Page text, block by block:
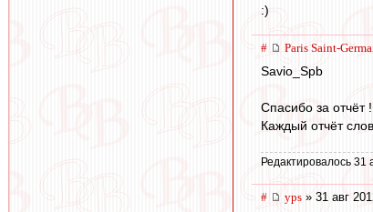
:)
# Paris Saint-
Savio_Spb
Спасибо за отчёт !
Каждый отчёт
Редактировалось 31
# yps » 31 авг